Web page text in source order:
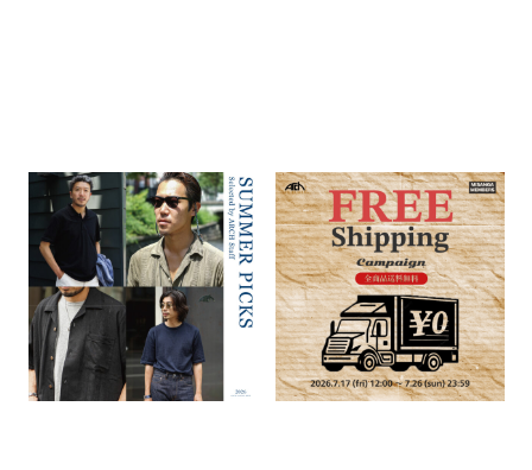
SUMMER PICKS
Selected by ARCH Staff
2026.07.27
FEATURE
送料無料キャンペーン開催！
2026.07.13
FEATURE